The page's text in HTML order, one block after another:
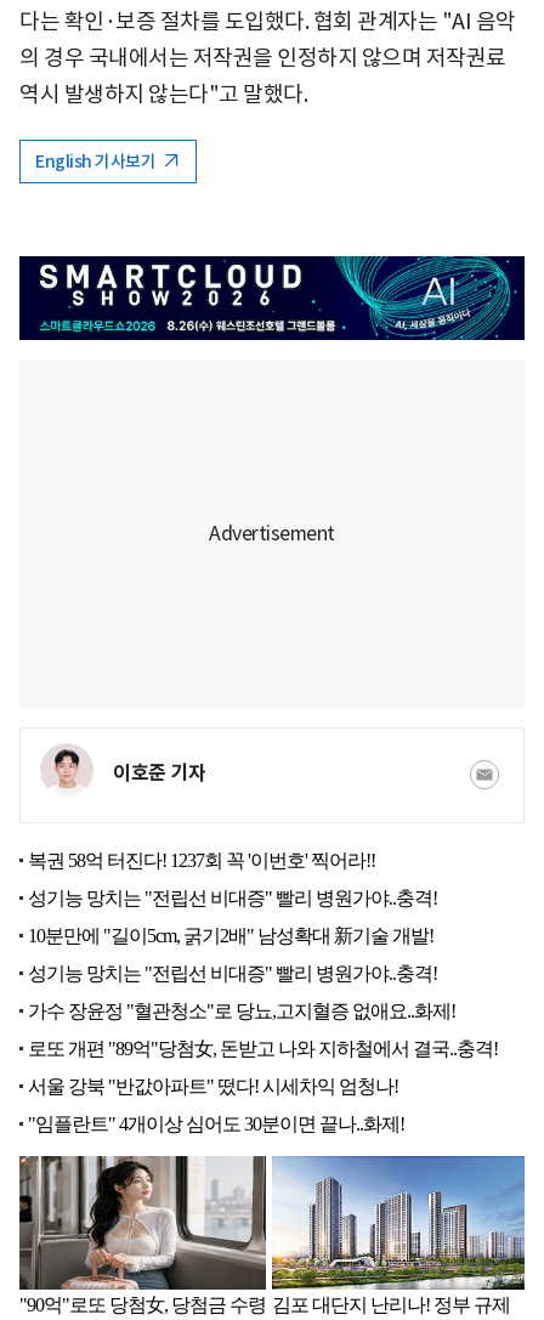
다는 확인·보증 절차를 도입했다. 협회 관계자는 "AI 음악
의 경우 국내에서는 저작권을 인정하지 않으며 저작권료
역시 발생하지 않는다"고 말했다.
English 기사보기
이호준 기자